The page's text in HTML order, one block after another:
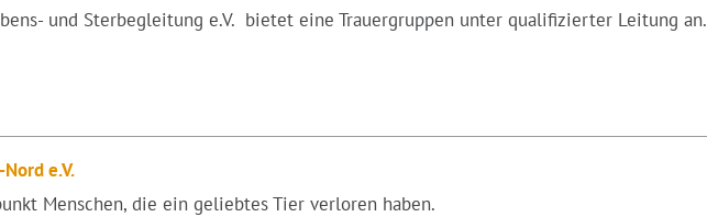
und Sterbegleitung e.V. bietet eine Trauergruppen unter qualifizierter Leitung an.
e.V.
Menschen, die ein geliebtes Tier verloren haben.